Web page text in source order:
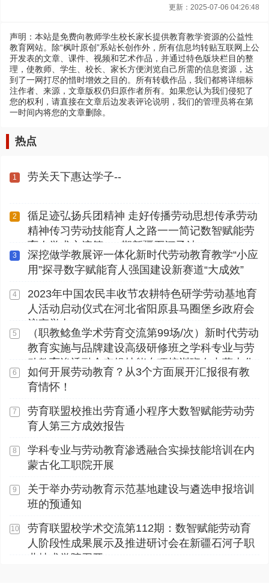
更新：2025-07-06 04:26:48
声明：本站是免费向教师学生校长家长提供教育教学资源的公益性
教育网站。除“枫叶原创”系站长创作外，所有信息均转贴互联网上公
开发表的文章、课件、视频和艺术作品，并通过特色版块栏目的整
理，使教师、学生、校长、家长方便浏览自己所需的信息资源，达
到了一网打尽的惜时增效之目的。所有转载作品，我们都将详细标
注作者、来源，文章版权仍归原作者所有。如果您认为我们侵犯了
您的权利，请直接在文章后边发表评论说明，我们的管理员将在第
一时间内将您的文章删除。
热点
1 劳关天下惠达学子--
2
循足迹弘扬兵团精神 走好传播劳动思想传承劳动
精神传习劳动技能育人之路一一简记数智赋能劳
育人学术交流第112期新疆石河子站
3
深挖做学教展评一体化新时代劳动教育教学“小应
用”探寻数字赋能育人强国建设新赛道“大成效”
4
2023年中国农民丰收节农耕特色研学劳动基地育
人活动启动仪式在河北省阳原县马圈堡乡政府会
议室举办
5
（职教鲶鱼学术劳育交流第99场/次）新时代劳动
教育实施与品牌建设高级研修班之学科专业与劳
动教育渗透融合实操技能专项培训班在内蒙古化
工职业学院顺利开展
6
如何开展劳动教育？从3个方面展开汇报很有教
育情怀！
7
劳育联盟校推出劳育通小程序大数智赋能劳动劳
育人第三方成效报告
8
学科专业与劳动教育渗透融合实操技能培训在内
蒙古化工职院开展
9
关于举办劳动教育示范基地建设与遴选申报培训
班的预通知
10
劳育联盟校学术交流第112期：数智赋能劳动育
人阶段性成果展示及推进研讨会在新疆石河子职
业技术学院召开